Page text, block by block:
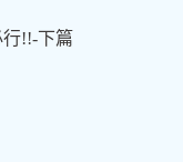
!!-下篇